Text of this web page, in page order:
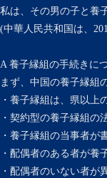
私は、その男の子と養
(中華人民共和国は、
A 養子縁組の手続きに
まず、中国の養子縁組
・養子縁組は、県以
・契約型の養子縁組の
・養子縁組の当事者が
・配偶者のある者が養
・配偶者のいない者